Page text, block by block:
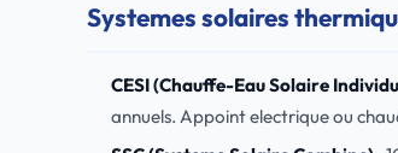
Systemes solaires
CESI (Chauffe-Eau Solaire
annuels. Appoint electrique ou